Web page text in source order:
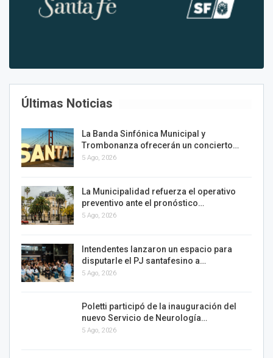
Últimas Noticias
La Banda Sinfónica Municipal y
Trombonanza ofrecerán un concierto…
5 Ago, 2026
La Municipalidad refuerza el operativo
preventivo ante el pronóstico…
5 Ago, 2026
Intendentes lanzaron un espacio para
disputarle el PJ santafesino a…
5 Ago, 2026
Poletti participó de la inauguración del
nuevo Servicio de Neurología…
5 Ago, 2026